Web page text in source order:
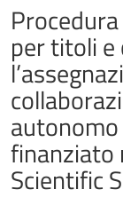
per titoli e
finanziato
Scientific